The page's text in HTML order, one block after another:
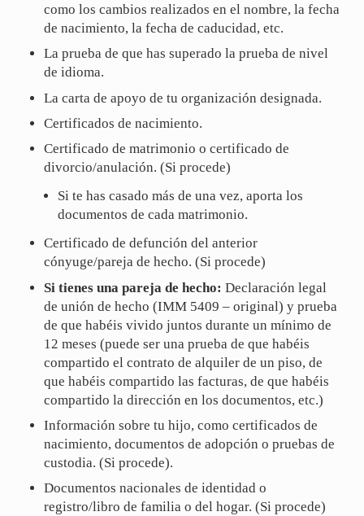
como los cambios realizados en el nombre, la fecha
de nacimiento, la fecha de caducidad, etc.
La prueba de que has superado la prueba de nivel
de idioma.
La carta de apoyo de tu organización designada.
Certificados de nacimiento.
Certificado de matrimonio o certificado de
divorcio/anulación. (Si procede)
Si te has casado más de una vez, aporta los
documentos de cada matrimonio.
Certificado de defunción del anterior
cónyuge/pareja de hecho. (Si procede)
Si tienes una pareja de hecho: Declaración legal
de unión de hecho (IMM 5409 – original) y prueba
de que habéis vivido juntos durante un mínimo de
12 meses (puede ser una prueba de que habéis
compartido el contrato de alquiler de un piso, de
que habéis compartido las facturas, de que habéis
compartido la dirección en los documentos, etc.)
Información sobre tu hijo, como certificados de
nacimiento, documentos de adopción o pruebas de
custodia. (Si procede).
Documentos nacionales de identidad o
registro/libro de familia o del hogar. (Si procede)